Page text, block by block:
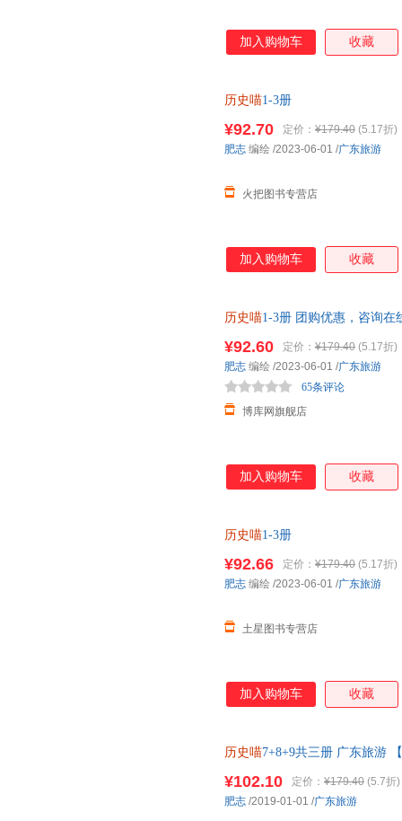
加入购物车 收藏
历史喵1-3册
¥92.70 定价： ¥179.40 (5.17折)
火把图书专营店
肥志 编绘 /2023-06-01 /广东旅游
加入购物车 收藏
历史喵1-3册 团购优惠，咨询在
¥92.60 定价： ¥179.40 (5.17折)
博库网旗舰店
65条评论
肥志 编绘 /2023-06-01 /广东旅游
加入购物车 收藏
历史喵1-3册
¥92.66 定价： ¥179.40 (5.17折)
土星图书专营店
肥志 编绘 /2023-06-01 /广东旅游
加入购物车 收藏
历史喵7+8+9共三册 广东旅游
¥102.10 定价： ¥179.40 (5.7折)
肥志 /2019-01-01 /广东旅游